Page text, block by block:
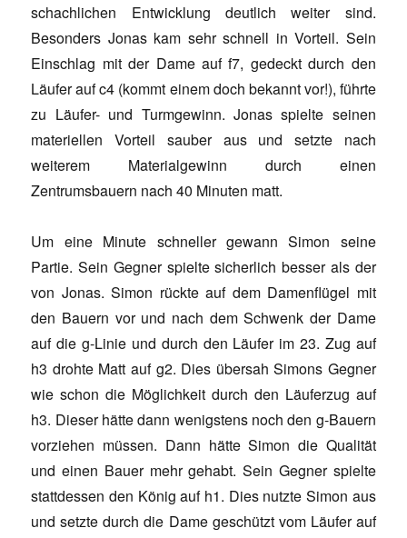
schachlichen Entwicklung deutlich weiter sind.
Besonders Jonas kam sehr schnell in Vorteil. Sein
Einschlag mit der Dame auf f7, gedeckt durch den
Läufer auf c4 (kommt einem doch bekannt vor!), führte
zu Läufer- und Turmgewinn. Jonas spielte seinen
materiellen Vorteil sauber aus und setzte nach
weiterem Materialgewinn durch einen
Zentrumsbauern nach 40 Minuten matt.
Um eine Minute schneller gewann Simon seine
Partie. Sein Gegner spielte sicherlich besser als der
von Jonas. Simon rückte auf dem Damenflügel mit
den Bauern vor und nach dem Schwenk der Dame
auf die g-Linie und durch den Läufer im 23. Zug auf
h3 drohte Matt auf g2. Dies übersah Simons Gegner
wie schon die Möglichkeit durch den Läuferzug auf
h3. Dieser hätte dann wenigstens noch den g-Bauern
vorziehen müssen. Dann hätte Simon die Qualität
und einen Bauer mehr gehabt. Sein Gegner spielte
stattdessen den König auf h1. Dies nutzte Simon aus
und setzte durch die Dame geschützt vom Läufer auf